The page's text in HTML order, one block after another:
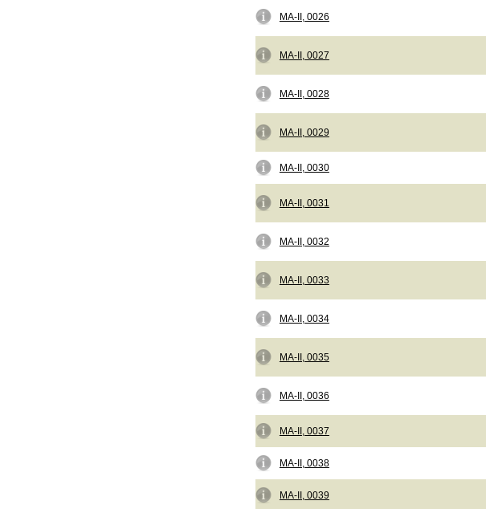
MA-II, 0026
MA-II, 0027
MA-II, 0028
MA-II, 0029
MA-II, 0030
MA-II, 0031
MA-II, 0032
MA-II, 0033
MA-II, 0034
MA-II, 0035
MA-II, 0036
MA-II, 0037
MA-II, 0038
MA-II, 0039